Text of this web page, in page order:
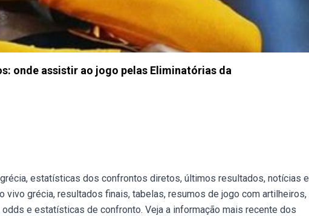
onde assistir ao jogo pelas Eliminatórias da
estatísticas dos confrontos diretos, últimos resultados, notícias e
vivo grécia, resultados finais, tabelas, resumos de jogo com artilheiros,
e estatísticas de confronto. Veja a informação mais recente dos